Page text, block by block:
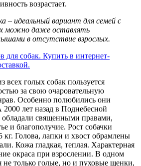
возрастает.
– идеальный вариант для семей с
можно даже оставлять
в отсутствие взрослых.
для собак. Купить в интернет-
всех голых собак пользуется
за свою очаровательную
Особенно полюбились они
2000 лет назад в Поднебесной
обладали священными правами,
и благополучие. Рост собачки
кг. Голова, лапки и хвост обрамлены
Кожа гладкая, теплая. Характерная
окраса при взрослении. В одном
не только голые, но и пуховые щенки,